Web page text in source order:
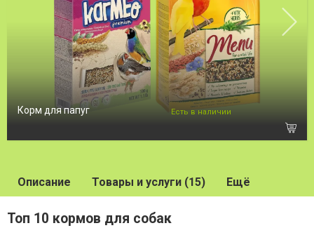
Корм для папуг Есть в наличии
Описание Товары и услуги (15) Ещё
Топ 10 кормов для собак